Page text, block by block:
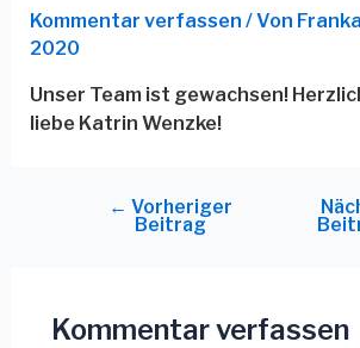
Kommentar verfassen / Von Franka
2020
Unser Team ist gewachsen!
liebe Katrin Wenzke!
← Vorheriger
Beitrag
Kommentar verfassen